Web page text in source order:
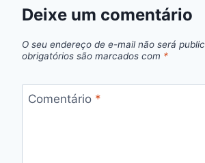
Deixe um comentário
O seu endereço de e-mail não será
obrigatórios são marcados com *
Comentário *